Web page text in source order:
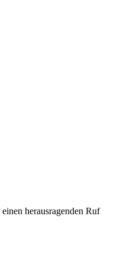
herausragenden Ruf